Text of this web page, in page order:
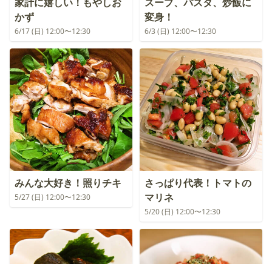
かず
6/17 (日) 12:00〜12:30
変身！
6/3 (日) 12:00〜12:30
みんな大好き！照りチキ
5/27 (日) 12:00〜12:30
さっぱり代表！トマトの
マリネ
5/20 (日) 12:00〜12:30